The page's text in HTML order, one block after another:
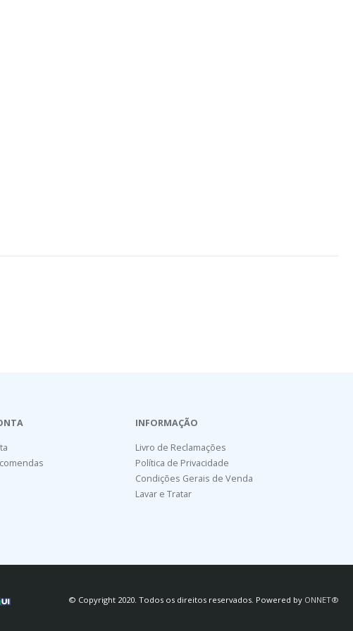
INFORMAÇÃO
Livro de Reclamações
Política de Privacidade
Condições Gerais de Venda
Lavar e Tratar
© Copyright 2020. Todos os direitos reservados. Powered by ONNET®